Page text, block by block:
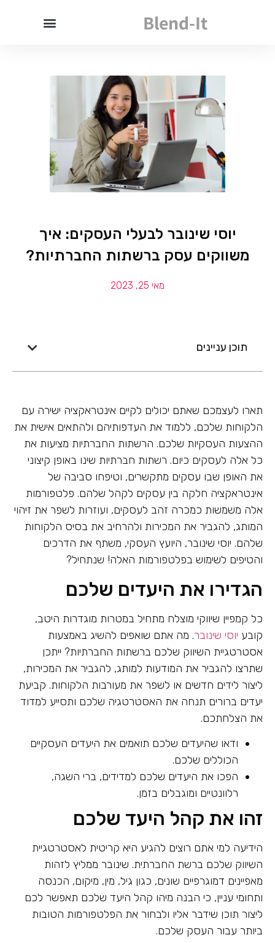
Blend-It
יוסי שינובר לבעלי העסקים: איך
משווקים עסק ברשתות החברתיות?
מאי 25, 2023
תוכן עניינים
תארו לעצמכם שאתם יכולים לקיים אינטראקציה ישירה עם
הלקוחות שלכם, ללמוד את העדפותיהם ולהתאים אישית את
ההצעות העסקיות שלכם. הרשתות החברתיות מציעות את
כל אלה לעסקים כיום. רשתות חברתיות שינו באופן קיצוני
את האופן שבו עסקים מתקשרים, וטיפחו סביבה של
אינטראקציה חלקה בין עסקים לקהל שלהם. פלטפורמות
אלה משמשות כמכרה זהב לעסקים, ועוזרות לשפר את זיהוי
המותג, להגביר את המכירות ולהרחיב את בסיס הלקוחות
שלהם. יוסי שינובר, היועץ העסקי, משתף את הדרכים
והטיפים לשימוש בפלטפורמות האלה! שנתחיל?
הגדירו את היעדים שלכם
כל קמפיין שיווקי מוצלח מתחיל במטרות מוגדרות היטב,
קובע יוסי שינובר. מה אתם שואפים להשיג באמצעות
אסטרטגיית השיווק שלכם ברשתות החברתיות? ייתכן
שתרצו להגביר את המודעות למותג, להגביר את המכירות,
ליצור לידים חדשים או לשפר את מעורבות הלקוחות. קביעת
יעדים ברורים תנחה את האסטרטגיה שלכם ותסייע למדוד
את הצלחתכם.
ודאו שהיעדים שלכם תואמים את היעדים העסקיים
הכוללים שלכם.
הפכו את היעדים שלכם למדידים, ברי השגה,
רלוונטיים ומוגבלים בזמן.
זהו את קהל היעד שלכם
הידיעה למי אתם רוצים להגיע היא קריטית לאסטרטגיית
השיווק שלכם ברשת החברתית. שינובר ממליץ לזהות
מאפיינים דמוגרפיים שונים, כגון גיל, מין, מיקום, הכנסה
ותחומי עניין, כי הבנה מיהו קהל היעד שלכם תאפשר לכם
ליצור תוכן שידבר אליו ולבחור את הפלטפורמות הטובות
ביותר עבור העסק שלכם.